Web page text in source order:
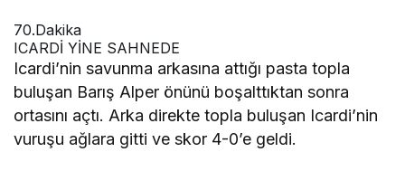
70.Dakika
ICARDİ YİNE SAHNEDE
Icardi’nin savunma arkasına attığı pasta topla
buluşan Barış Alper önünü boşalttıktan sonra
ortasını açtı. Arka direkte topla buluşan Icardi’nin
vuruşu ağlara gitti ve skor 4-0’e geldi.